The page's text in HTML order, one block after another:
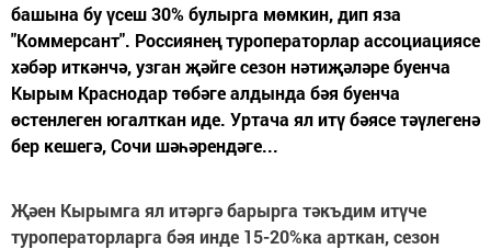
башына бу үсеш 30% булырга мөмкин, дип яза
"Коммерсант". Россиянең туроператорлар ассоциациясе
хәбәр иткәнчә, узган җәйге сезон нәтиҗәләре буенча
Кырым Краснодар төбәге алдында бәя буенча
өстенлеген югалткан иде. Уртача ял итү бәясе тәүлегенә
бер кешегә, Сочи шәһәрендәге...
Җәен Кырымга ял итәргә барырга тәкъдим итүче
туроператорларга бәя инде 15-20%ка арткан, сезон